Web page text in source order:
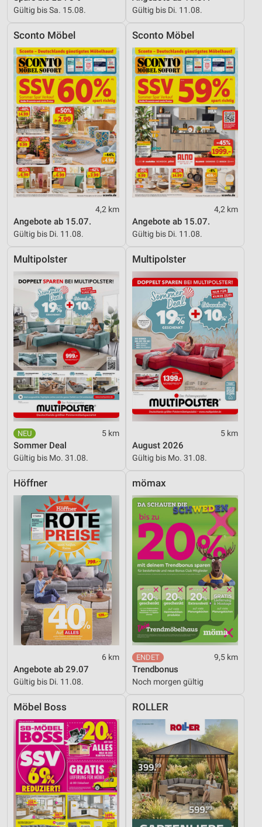
Gültig bis Sa. 15.08. Gültig bis Di. 11.08.
Sconto Möbel
4,2 km
Angebote ab 15.07.
Gültig bis Di. 11.08.
Sconto Möbel
4,2 km
Angebote ab 15.07.
Gültig bis Di. 11.08.
Multipolster
5 km
Sommer Deal
Gültig bis Mo. 31.08.
Multipolster
5 km
August 2026
Gültig bis Mo. 31.08.
Höffner
6 km
Angebote ab 29.07
Gültig bis Di. 11.08.
mömax
9,5 km
Trendbonus
Noch morgen gültig
Möbel Boss ROLLER